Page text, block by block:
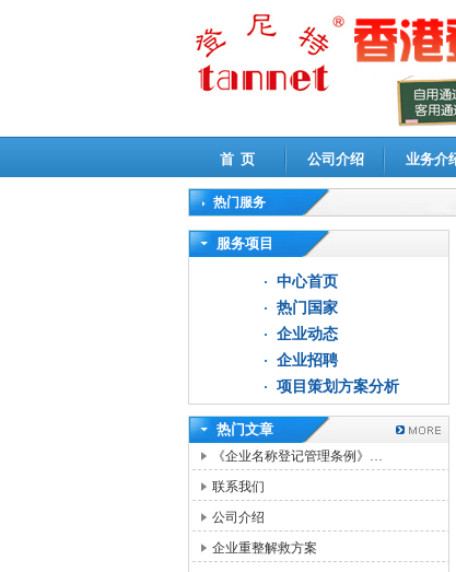
首 页 公司介绍 业务介
热门服务
高新技术企业认定审计|企业所得税汇算清
服务项目
中心首页
热门国家
企业动态
企业招聘
项目策划方案分析
热门文章
《企业名称登记管理条例》…
联系我们
公司介绍
企业重整解救方案